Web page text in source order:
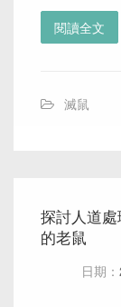
閱讀全文
滅鼠
探討人道
的老鼠
日期：